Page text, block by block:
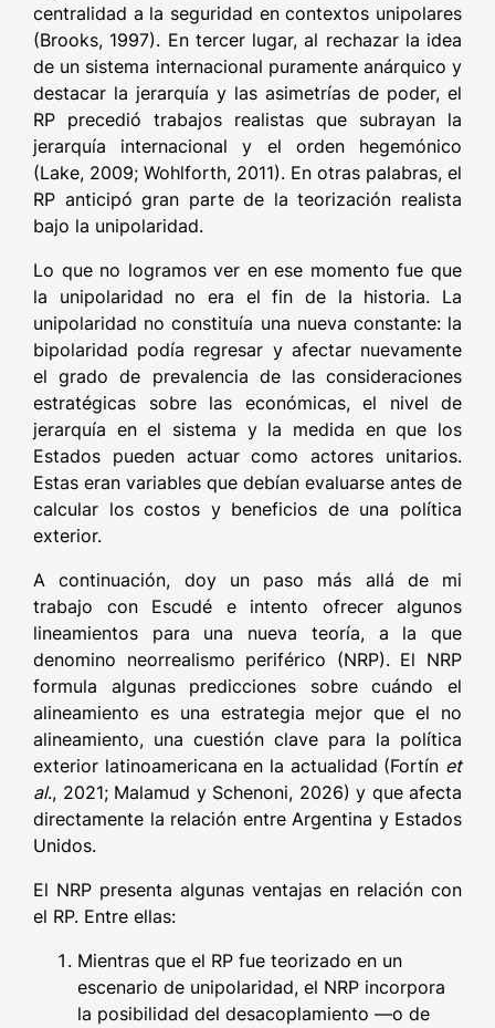
centralidad a la seguridad en contextos unipolares
(Brooks, 1997). En tercer lugar, al rechazar la idea
de un sistema internacional puramente anárquico y
destacar la jerarquía y las asimetrías de poder, el
RP precedió trabajos realistas que subrayan la
jerarquía internacional y el orden hegemónico
(Lake, 2009; Wohlforth, 2011). En otras palabras, el
RP anticipó gran parte de la teorización realista
bajo la unipolaridad.
Lo que no logramos ver en ese momento fue que
la unipolaridad no era el fin de la historia. La
unipolaridad no constituía una nueva constante: la
bipolaridad podía regresar y afectar nuevamente
el grado de prevalencia de las consideraciones
estratégicas sobre las económicas, el nivel de
jerarquía en el sistema y la medida en que los
Estados pueden actuar como actores unitarios.
Estas eran variables que debían evaluarse antes de
calcular los costos y beneficios de una política
exterior.
A continuación, doy un paso más allá de mi
trabajo con Escudé e intento ofrecer algunos
lineamientos para una nueva teoría, a la que
denomino neorrealismo periférico (NRP). El NRP
formula algunas predicciones sobre cuándo el
alineamiento es una estrategia mejor que el no
alineamiento, una cuestión clave para la política
exterior latinoamericana en la actualidad (Fortín et
al., 2021; Malamud y Schenoni, 2026) y que afecta
directamente la relación entre Argentina y Estados
Unidos.
El NRP presenta algunas ventajas en relación con
el RP. Entre ellas:
Mientras que el RP fue teorizado en un
escenario de unipolaridad, el NRP incorpora
la posibilidad del desacoplamiento —o de